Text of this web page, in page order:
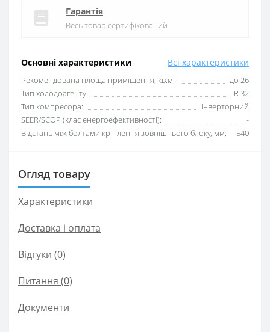
Основні характеристики Всі характеристики
Рекомендована площа приміщення, кв.м:
до 26
Тип холодоагенту:
R 32
Тип компресора:
інверторний
SEER/SCOP (клас енергоефективності):
-
Відстань між болтами кріплення зовнішнього блоку, мм:
540
Гарантія
Весь товар сертифікований
Огляд товару
Характеристики
Доставка і оплата
Відгуки (0)
Питання (0)
Документи